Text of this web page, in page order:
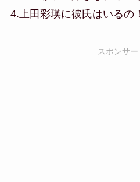
4.上田彩瑛に彼氏はいるの
スポンサー